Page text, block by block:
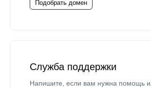
Подобрать домен
Служба поддержки
Напишите, если вам нужна помощь